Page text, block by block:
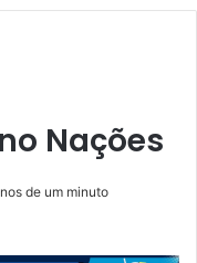
Nações
de um minuto